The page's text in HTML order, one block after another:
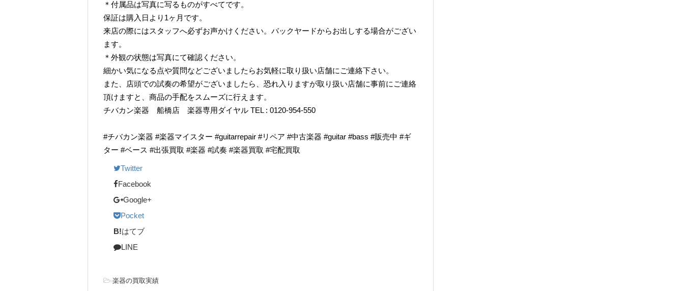
＊付属品は写真に写るものがすべてです。
保証は購入日より1ヶ月です。
来店の際にはスタッフへ必ずお声かけください。バックヤードからお出しする場合がござい
ます。
＊外観の状態は写真にて確認ください。
細かい気になる点や質問などございましたらお気軽に取り扱い店舗にご連絡下さい。
また、店頭での試奏の希望がございましたら、恐れ入りますが取り扱い店舗に事前にご連絡
頂けますと、商品の手配をスムーズに行えます。
チバカン楽器 船橋店 楽器専用ダイヤル TEL : 0120-954-550
#チバカン楽器 #楽器マイスター #guitarrepair #リペア #中古楽器 #guitar #bass #販売中 #ギ
ター #ベース #出張買取 #楽器 #試奏 #楽器買取 #宅配買取
Twitter
Facebook
Google+
Pocket
B!はてブ
LINE
-楽器の買取実績